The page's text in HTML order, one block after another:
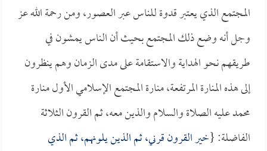
المجتمع الذي يعتبر قدوة للناس عبر العصور، ومن رحمة الله عز
وجل أنه وضع ذلك المجتمع بحيث أن الناس يمشون في
طريقهم نحو الهداية والاستقامة على مدى الزمان وهم ينظرون
إلى هذه المنارة المرتفعة، منارة المجتمع الإسلامي الأول منارة
محمد عليه الصلاة والسلام والذين معه، ثم القرون الثلاثة
الفاضلة: {خير القرون قرني، ثم الذين يلونهم، ثم الذي